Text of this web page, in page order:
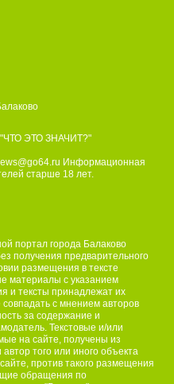
"ЧТО ЭТО ЗНАЧИТ?"
Информационная
старше 18 лет.
портал города Балаково
получения предварительного
размещения в тексте
материалы с указанием
и тексты принадлежат их
с мнением авторов
за содержание и
Текстовые и/или
на сайте, получены из
того или иного объекта
против такого размещения
обращения по